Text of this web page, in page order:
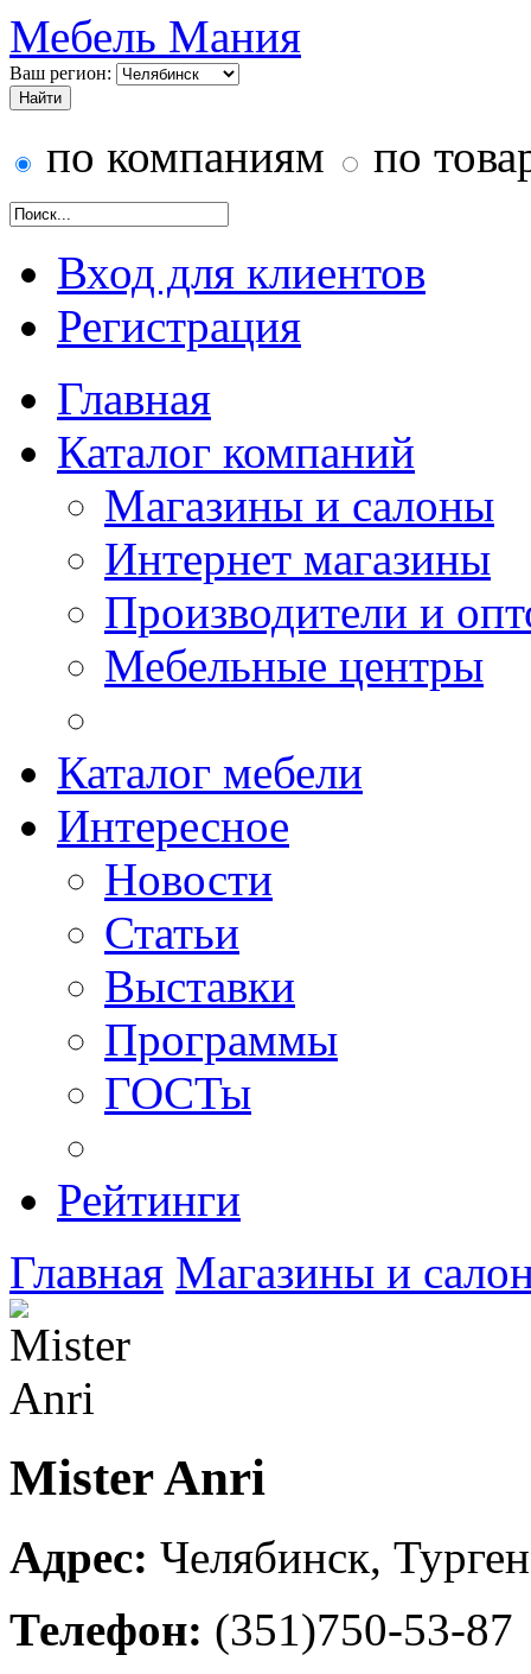
Мебель Мания
Ваш регион:
по компаниям по
Вход для клиентов
Регистрация
Главная
Каталог компаний
Магазины и салоны
Интернет магазины
Производители и
Мебельные центры
Каталог мебели
Интересное
Новости
Статьи
Выставки
Программы
ГОСТы
Рейтинги
Главная Магазины и
Mister Anri
Адрес: Челябинск,
Телефон: (351)750-53-87